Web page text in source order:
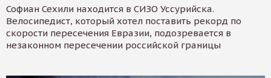
Софиан Сехили находится в СИЗО Уссурийска.
Велосипедист, который хотел поставить рекорд по
скорости пересечения Евразии, подозревается в
незаконном пересечении российской границы